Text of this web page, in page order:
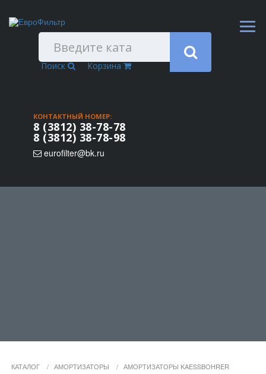
Поиск Корзина
КОНТАКТНЫЙ НОМЕР:
8 (3812) 38-78-78
8 (3812) 38-78-98
eurofilter@bk.ru
КАТАЛОГ / АМОРТИЗАТОРЫ / АМОРТИЗАТОРЫ KAESSBOHRER